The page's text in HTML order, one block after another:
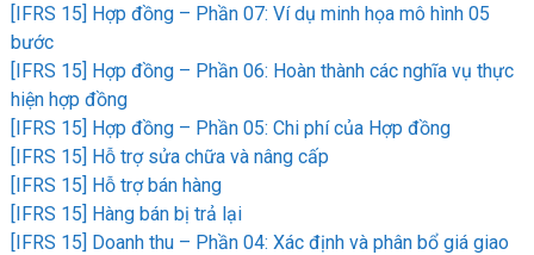
[IFRS 15] Hợp đồng – Phần 07: Ví dụ minh họa mô hình 05
bước
[IFRS 15] Hợp đồng – Phần 06: Hoàn thành các nghĩa vụ thực
hiện hợp đồng
[IFRS 15] Hợp đồng – Phần 05: Chi phí của Hợp đồng
[IFRS 15] Hỗ trợ sửa chữa và nâng cấp
[IFRS 15] Hỗ trợ bán hàng
[IFRS 15] Hàng bán bị trả lại
[IFRS 15] Doanh thu – Phần 04: Xác định và phân bổ giá giao